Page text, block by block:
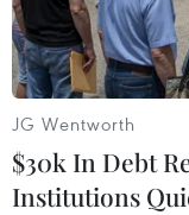
doanh nghiệp.
JG Wentworth
$30k In Debt
Institutions